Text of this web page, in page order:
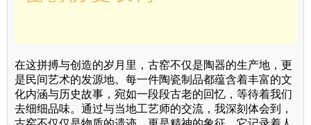
在这拼搏与创造的岁月里，古窑不仅是陶器的生产地，更
是民间艺术的发源地。每一件陶瓷制品都蕴含着丰富的文
化内涵与历史故事，宛如一段段古老的回忆，等待着我们
去细细品味。通过与当地工艺师的交流，我深刻体会到，